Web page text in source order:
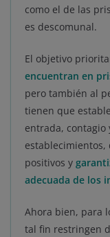
como el de las
es descomunal.
El objetivo
encuentran en
pero también al
tienen que
entrada, contagio
establecimientos,
positivos y
adecuada de los
Ahora bien, para
tal fin restringen